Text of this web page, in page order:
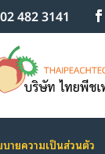
02 482 3141
บายความเป็นส่วนตัว